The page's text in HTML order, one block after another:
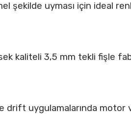
uyması için ideal
kaliteli 3,5 mm tekli fişle
uygulamalarında motor